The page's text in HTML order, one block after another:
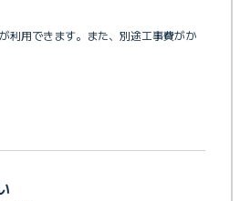
利用できます。また、別途工事費がか